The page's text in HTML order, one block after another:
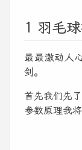
1 羽毛
最最激动人
剑。
首先我们先
参数原理我